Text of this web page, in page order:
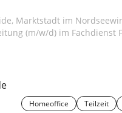
Marktstadt im
Homeoffice Teilzeit